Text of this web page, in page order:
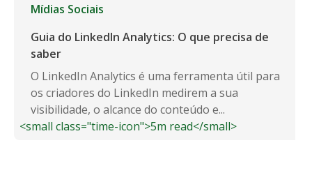
Mídias Sociais
Guia do LinkedIn Analytics: O que precisa de
saber
O LinkedIn Analytics é uma ferramenta útil para
os criadores do LinkedIn medirem a sua
visibilidade, o alcance do conteúdo e...
<small class="time-icon">5m read</small>